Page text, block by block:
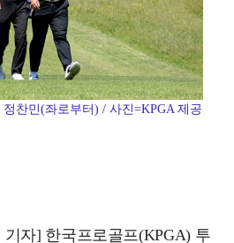
찬민(좌로부터) / 사진=KPGA 제공
자] 한국프로골프(KPGA) 투